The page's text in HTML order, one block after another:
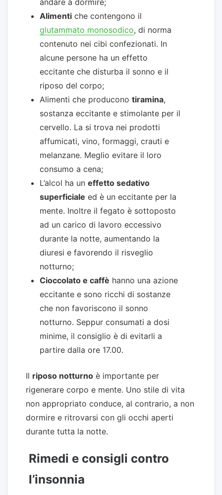
Alimenti che contengono il
glutammato monosodico, di norma
contenuto nei cibi confezionati. In
alcune persone ha un effetto
eccitante che disturba il sonno e il
riposo del corpo;
Alimenti che producono tiramina,
sostanza eccitante e stimolante per il
cervello. La si trova nei prodotti
affumicati, vino, formaggi, crauti e
melanzane. Meglio evitare il loro
consumo a cena;
L’alcol ha un effetto sedativo
superficiale ed è un eccitante per la
mente. Inoltre il fegato è sottoposto
ad un carico di lavoro eccessivo
durante la notte, aumentando la
diuresi e favorendo il risveglio
notturno;
Cioccolato e caffè hanno una azione
eccitante e sono ricchi di sostanze
che non favoriscono il sonno
notturno. Seppur consumati a dosi
minime, il consiglio è di evitarli a
partire dalla ore 17.00.
Il riposo notturno è importante per
rigenerare corpo e mente. Uno stile di vita
non appropriato conduce, al contrario, a non
dormire e ritrovarsi con gli occhi aperti
durante tutta la notte.
Rimedi e consigli contro
l’insonnia